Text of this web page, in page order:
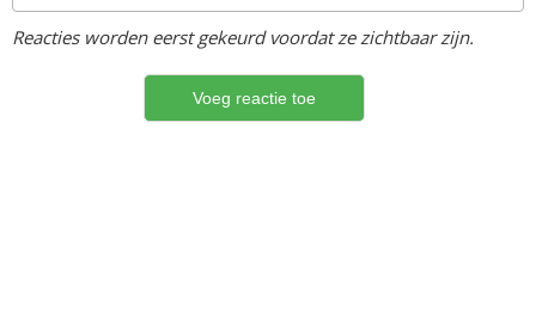
Reacties worden eerst gekeurd voordat ze zichtbaar zijn.